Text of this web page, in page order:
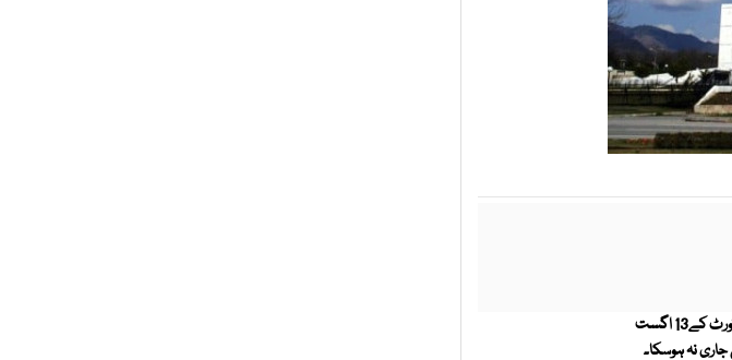
سپریم کورٹ کے فیصلے کے باوجودفیڈرل سروس ٹریبونل کو آئینی خودمختاری نہ مل سکی، وفاقی حکومت کیطرف سے سپریم کورٹ کے13 اگست